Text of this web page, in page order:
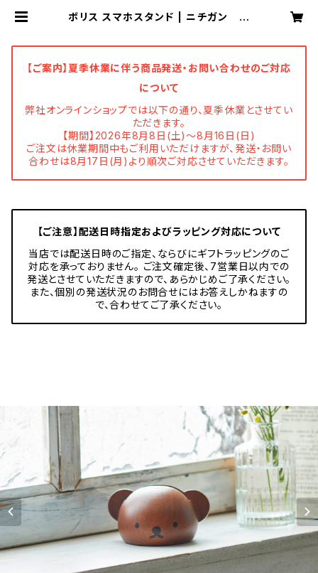
ボリス スマホスタンド | ニチガン 公
【ご案内】夏季休業に伴う商品発送・お問い合わせのご対応
について
弊社オンラインショップでは以下の通り、夏季休業とさせてい
ただきます。
【期間】2026年8月8日(土)～8月16日(日)
ご注文は休業期間中もご利用いただけますが、発送・お問い
合わせは8月17日(月)より順次ご対応させていただきます。
【ご注意】配送日時指定およびラッピング対応について
当店では配送日時のご指定、ならびにギフトラッピングのご
対応を承っておりません。 ご注文確定後、7営業日以内での
発送とさせていただきますので、あらかじめご了承ください。
また、個別の発送状況のお問合せにはお答えしかねますの
で、合わせてご了承ください。